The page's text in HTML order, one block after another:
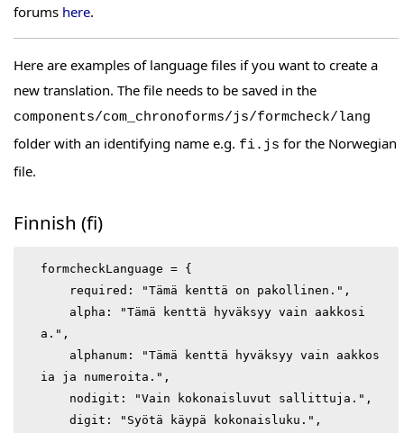
forums here.
Here are examples of language files if you want to create a
new translation. The file needs to be saved in the
components/com_chronoforms/js/formcheck/lang
folder with an identifying name e.g. fi.js for the Norwegian
file.
Finnish (fi)
formcheckLanguage = {
required: "Tämä kenttä on pakollinen.",
alpha: "Tämä kenttä hyväksyy vain aakkosi
a.",
alphanum: "Tämä kenttä hyväksyy vain aakkos
ia ja numeroita.",
nodigit: "Vain kokonaisluvut sallittuja.",
digit: "Syötä käypä kokonaisluku.",